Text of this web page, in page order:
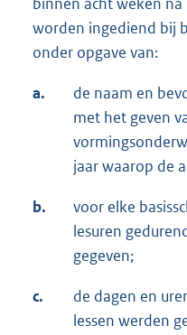
worden ingediend bij
onder opgave van:
a.
de naam en
met het geven
jaar waarop de
b.
voor elke
lesuren
gegeven;
c.
de dagen en
lessen werden